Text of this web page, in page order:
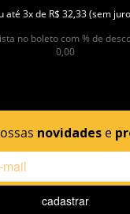
até 3x de R$ 32,33 (sem
no boleto com % de
0,00
novidades e